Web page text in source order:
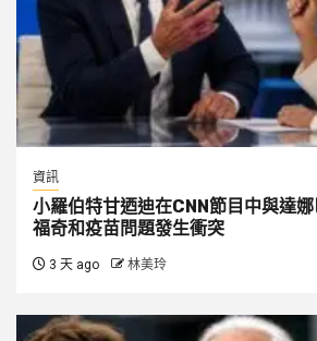
資訊
小羅伯特甘迺迪在CNN節目中與達娜
福奇和疫苗問題發生衝突
3 天 ago 林美玲